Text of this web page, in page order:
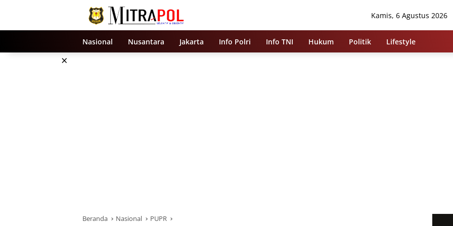
Kamis, 6 Agustus 2026
Nasional Nusantara Jakarta Info Polri Info TNI Hukum Politik Lifestyle
×
Beranda Nasional PUPR